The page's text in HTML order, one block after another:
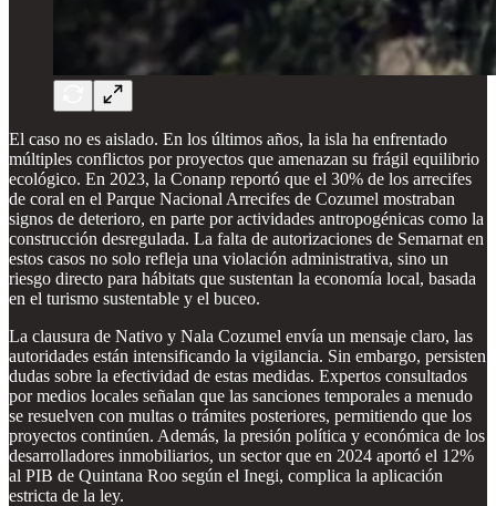
El caso no es aislado. En los últimos años, la isla ha enfrentado
múltiples conflictos por proyectos que amenazan su frágil equilibrio
ecológico. En 2023, la Conanp reportó que el 30% de los arrecifes
de coral en el Parque Nacional Arrecifes de Cozumel mostraban
signos de deterioro, en parte por actividades antropogénicas como la
construcción desregulada. La falta de autorizaciones de Semarnat en
estos casos no solo refleja una violación administrativa, sino un
riesgo directo para hábitats que sustentan la economía local, basada
en el turismo sustentable y el buceo.
La clausura de Nativo y Nala Cozumel envía un mensaje claro, las
autoridades están intensificando la vigilancia. Sin embargo, persisten
dudas sobre la efectividad de estas medidas. Expertos consultados
por medios locales señalan que las sanciones temporales a menudo
se resuelven con multas o trámites posteriores, permitiendo que los
proyectos continúen. Además, la presión política y económica de los
desarrolladores inmobiliarios, un sector que en 2024 aportó el 12%
al PIB de Quintana Roo según el Inegi, complica la aplicación
estricta de la ley.